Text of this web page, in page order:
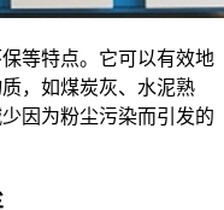
等特点。它可以有效地
，如煤炭灰、水泥熟
因为粉尘污染而引发的